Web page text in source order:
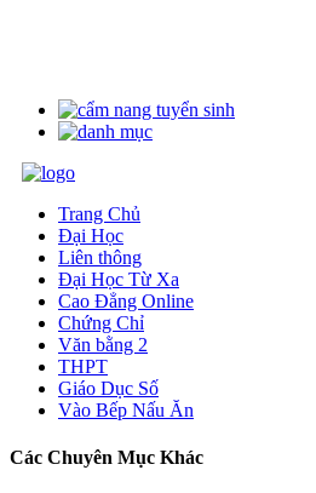
Trang Chủ
Đại Học
Liên thông
Đại Học Từ Xa
Cao Đẳng Online
Chứng Chỉ
Văn bằng 2
THPT
Giáo Dục Số
Vào Bếp Nấu Ăn
Các Chuyên Mục Khác